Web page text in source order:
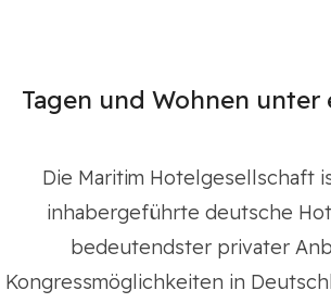
Tagen und Wohnen unter
Die Maritim Hotelgesellschaft
inhabergeführte deutsche
bedeutendster privater
Kongressmöglichkeiten in